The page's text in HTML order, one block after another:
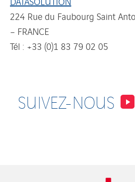
224 Rue du Faubourg Saint
– FRANCE
Tél : +33 (0)1 83 79 02 05
SUIVEZ-NOUS